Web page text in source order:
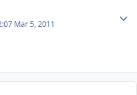
Mar 5, 2011